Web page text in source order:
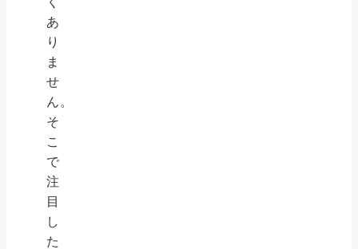
あ
り
ま
せ
ん。
そ
こ
で
注
目
し
た